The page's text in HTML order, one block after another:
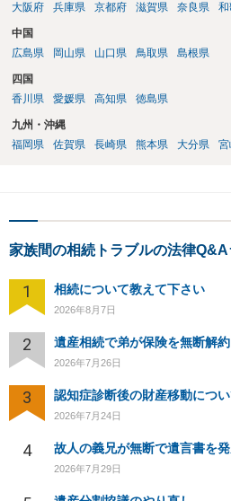
大阪府
兵庫県 京都府 滋賀県 奈良県
中国
広島県
岡山県 山口県 鳥取県 島根県
四国
香川県
愛媛県 高知県 徳島県
九州・沖縄
福岡県
佐賀県 長崎県 熊本県 大分県
家族間の相続トラブルの法律
1 相続について教えて下さい
2026年8月7日
2 遺産相続で弟が保険を無断解
2026年7月26日
3 認知症診断後の財産移動につ
2026年7月24日
4 故人の義兄が無断で遺言書を
2026年7月29日